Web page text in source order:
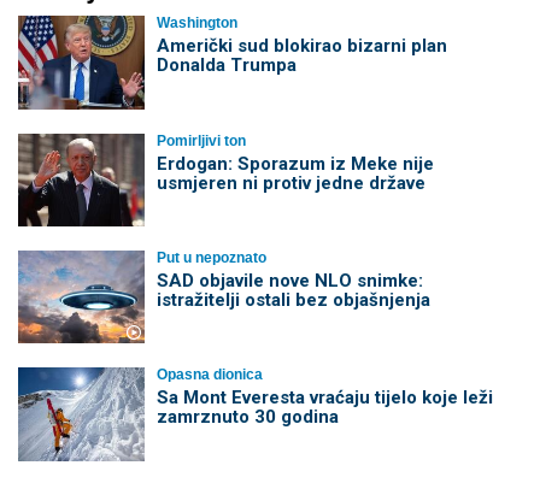
Washington
Američki sud blokirao bizarni plan
Donalda Trumpa
Pomirljivi ton
Erdogan: Sporazum iz Meke nije
usmjeren ni protiv jedne države
Put u nepoznato
SAD objavile nove NLO snimke:
istražitelji ostali bez objašnjenja
Opasna dionica
Sa Mont Everesta vraćaju tijelo koje leži
zamrznuto 30 godina